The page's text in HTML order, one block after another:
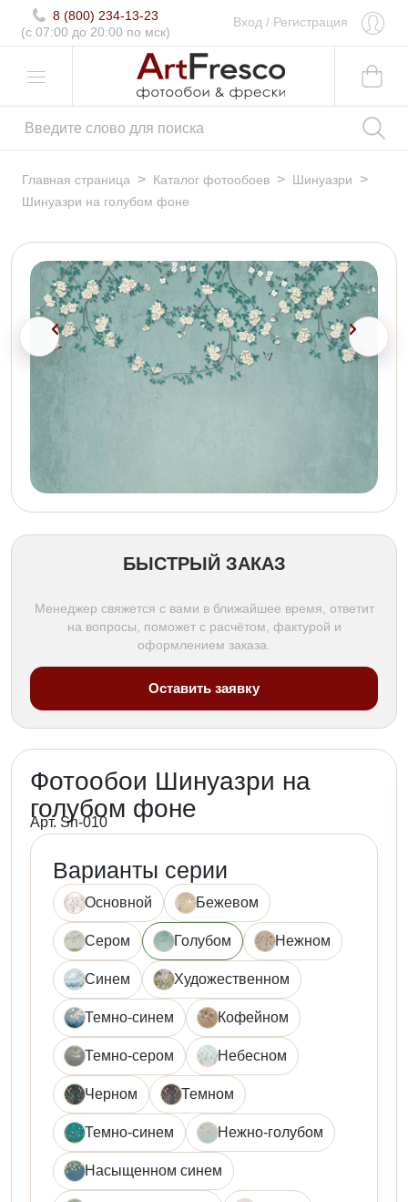
8 (800) 234-13-23
(c 07:00 до 20:00 по мск)
Вход / Регистрация
Главная страница > Каталог фотообоев > Шинуазри >
Шинуазри на голубом фоне
БЫСТРЫЙ ЗАКАЗ
Менеджер свяжется с вами в ближайшее время, ответит
на вопросы, поможет с расчётом, фактурой и
оформлением заказа.
Оставить заявку
Фотообои Шинуазри на
голубом фоне
Арт. Sh-010
Варианты серии
Основной Бежевом
Сером Голубом Нежном
Синем Художественном
Темно-синем Кофейном
Темно-сером Небесном
Черном Темном
Темно-синем Нежно-голубом
Насыщенном синем